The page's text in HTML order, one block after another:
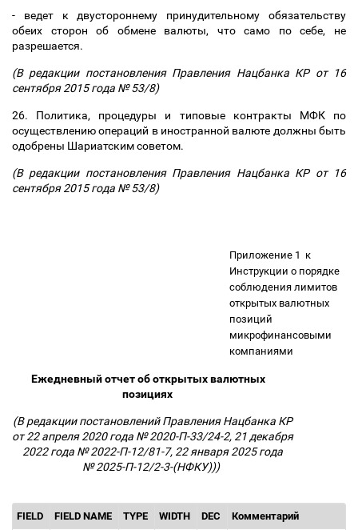
- ведет к двустороннему принудительному обязательству
обеих сторон об обмене валюты, что само по себе, не
разрешается.
(В редакции постановления Правления Нацбанка КР от 16
сентября 2015 года № 53/8)
26. Политика, процедуры и типовые контракты МФК по
осуществлению операций в иностранной валюте должны быть
одобрены Шариатским советом.
(В редакции постановления Правления Нацбанка КР от 16
сентября 2015 года № 53/8)
Приложение 1 к
Инструкции о порядке
соблюдения лимитов
открытых валютных
позиций
микрофинансовыми
компаниями
Ежедневный отчет об открытых валютных
позициях
(В редакции постановлений Правления Нацбанка КР
от 22 апреля 2020 года № 2020-П-33/24-2, 21 декабря
2022 года № 2022-П-12/81-7, 22 января 2025 года
№ 2025-П-12/2-3-(НФКУ)))
FIELD FIELD NAME TYPE WIDTH DEC Комментарий